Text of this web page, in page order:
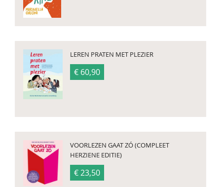
LEREN PRATEN MET PLEZIER
€ 60,90
VOORLEZEN GAAT ZÓ (COMPLEET
HERZIENE EDITIE)
€ 23,50